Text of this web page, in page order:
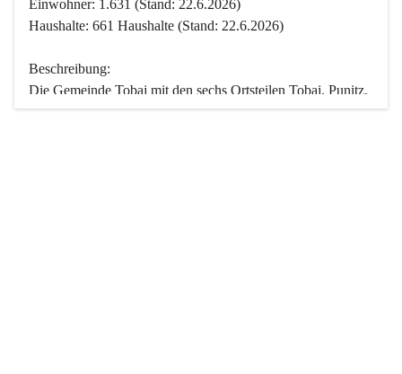
Einwohner: 1.631 (Stand: 22.6.2026)
Haushalte: 661 Haushalte (Stand: 22.6.2026)
Beschreibung:
Die Gemeinde Tobaj mit den sechs Ortsteilen Tobaj, Punitz,
Deutsch Tschantschendorf, Kroatisch Tschantschendorf,